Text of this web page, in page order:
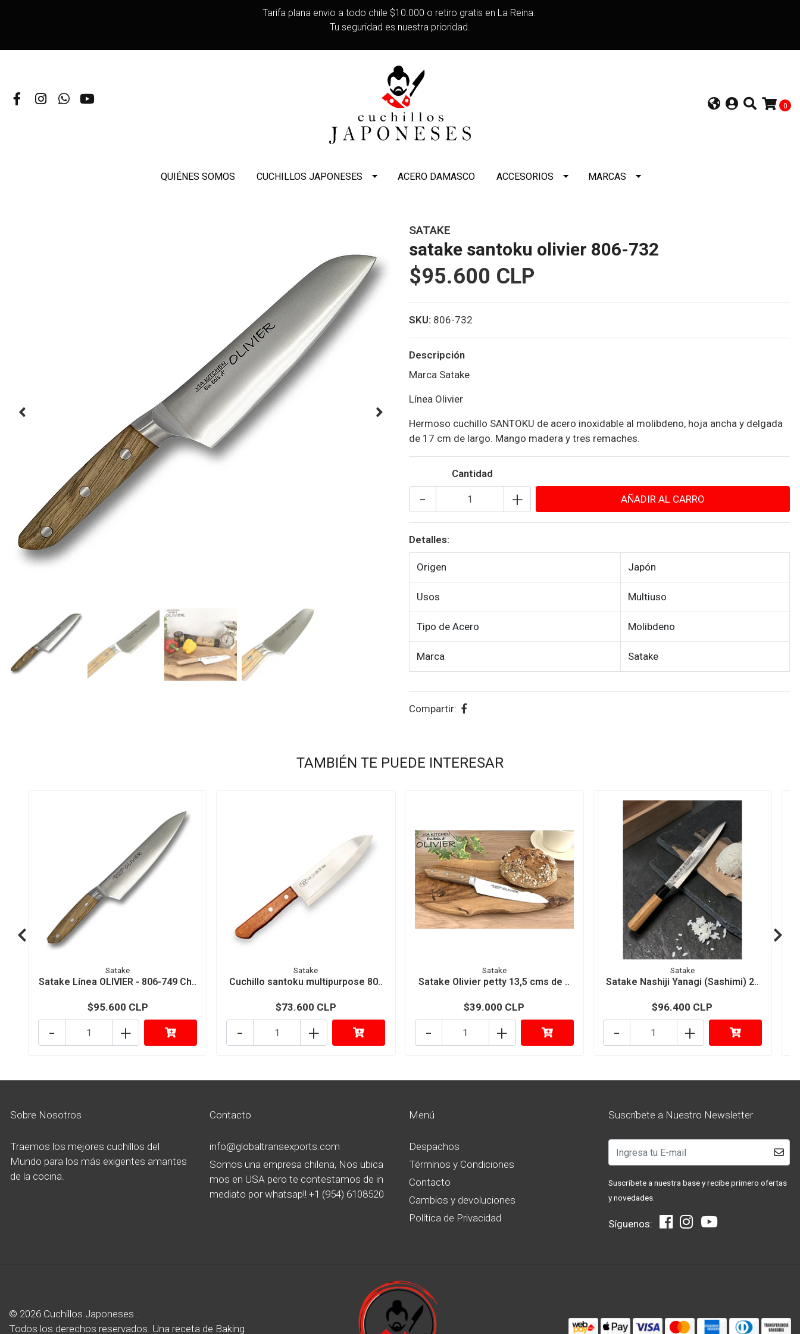
Tarifa plana envio a todo chile $10.000 o retiro gratis en La Reina.
Tu seguridad es nuestra prioridad.
0
QUIÉNES SOMOS CUCHILLOS JAPONESES ACERO DAMASCO ACCESORIOS MARCAS
SATAKE
satake santoku olivier 806-732
$95.600 CLP
SKU: 806-732
Descripción
Marca Satake
Línea Olivier
Hermoso cuchillo SANTOKU de acero inoxidable al molibdeno, hoja ancha y delgada
de 17 cm de largo. Mango madera y tres remaches.
Cantidad
+
-
Detalles:
Origen Japón
Usos Multiuso
Tipo de Acero Molibdeno
Marca Satake
Compartir:
TAMBIÉN TE PUEDE INTERESAR
Satake
Satake Línea OLIVIER - 806-749 Ch..
$95.600 CLP
+
-
Satake
Cuchillo santoku multipurpose 80..
$73.600 CLP
+
-
Satake
Satake Olivier petty 13,5 cms de ..
$39.000 CLP
+
-
Satake
Satake Nashiji Yanagi (Sashimi) 2..
$96.400 CLP
+
-
Sobre Nosotros
Traemos los mejores cuchillos del
Mundo para los más exigentes amantes
de la cocina.
Contacto
info@globaltransexports.com
Somos una empresa chilena, Nos ubica
mos en USA pero te contestamos de in
mediato por whatsap!! +1 (954) 6108520
Menú
Despachos
Términos y Condiciones
Contacto
Cambios y devoluciones
Política de Privacidad
Suscríbete a Nuestro Newsletter
Suscríbete a nuestra base y recibe primero ofertas
y novedades.
Síguenos:
© 2026 Cuchillos Japoneses .
Todos los derechos reservados. Una receta de Baking